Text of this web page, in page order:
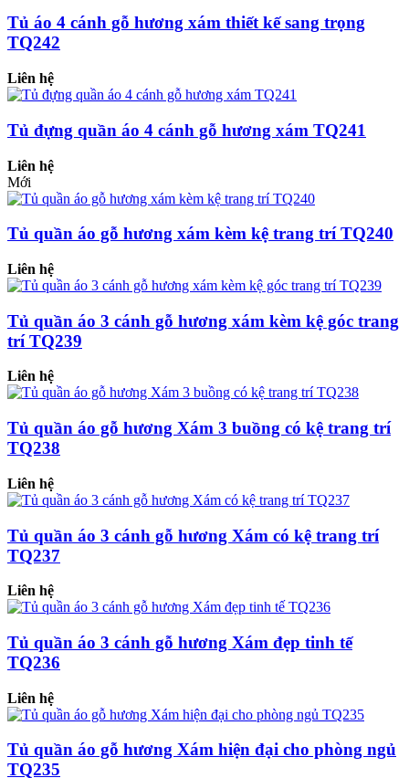
Tủ áo 4 cánh gỗ hương xám thiết kế sang trọng
TQ242
Liên hệ
Tủ đựng quần áo 4 cánh gỗ hương xám TQ241
Liên hệ
Mới
Tủ quần áo gỗ hương xám kèm kệ trang trí TQ240
Liên hệ
Tủ quần áo 3 cánh gỗ hương xám kèm kệ góc trang
trí TQ239
Liên hệ
Tủ quần áo gỗ hương Xám 3 buồng có kệ trang trí
TQ238
Liên hệ
Tủ quần áo 3 cánh gỗ hương Xám có kệ trang trí
TQ237
Liên hệ
Tủ quần áo 3 cánh gỗ hương Xám đẹp tinh tế
TQ236
Liên hệ
Tủ quần áo gỗ hương Xám hiện đại cho phòng ngủ
TQ235